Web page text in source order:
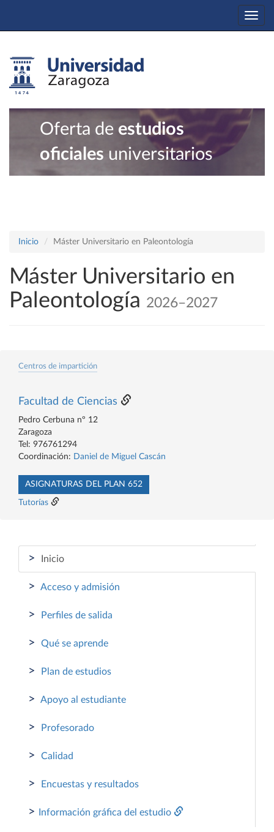
Oferta de estudios
oficiales universitarios
Inicio Máster Universitario en Paleontología
Máster Universitario en
Paleontología 2026–2027
Centros de impartición
Facultad de Ciencias
Pedro Cerbuna nº 12
Zaragoza
Tel: 976761294
Coordinación: Daniel de Miguel Cascán
ASIGNATURAS DEL PLAN 652
Tutorías
> Inicio
> Acceso y admisión
> Perfiles de salida
> Qué se aprende
> Plan de estudios
> Apoyo al estudiante
> Profesorado
> Calidad
> Encuestas y resultados
> Información gráfica del estudio